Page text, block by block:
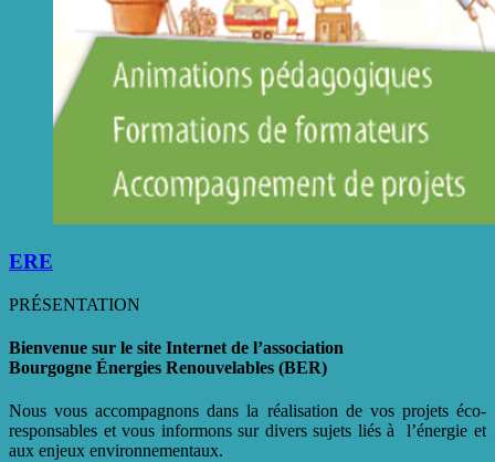
ERE
PRÉSENTATION
Bienvenue sur le site Internet de l’association
Bourgogne Énergies Renouvelables (BER)
Nous vous accompagnons dans la réalisation de vos projets éco-
responsables et vous informons sur divers sujets liés à l’énergie et
aux enjeux environnementaux.